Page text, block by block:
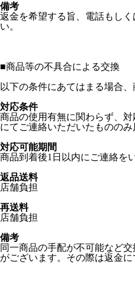
備考
返金を希望する旨、電話もし
い。
■商品等の不具合による交換
以下の条件にあてはまる場合、
対応条件
商品の使用有無に関わらず、
にてご連絡いただいたもののみ
対応可能期間
商品到着後1日以内にご連絡を
返品送料
店舗負担
再送料
店舗負担
備考
同一商品の手配が不可能など
がございます。その際は返金に